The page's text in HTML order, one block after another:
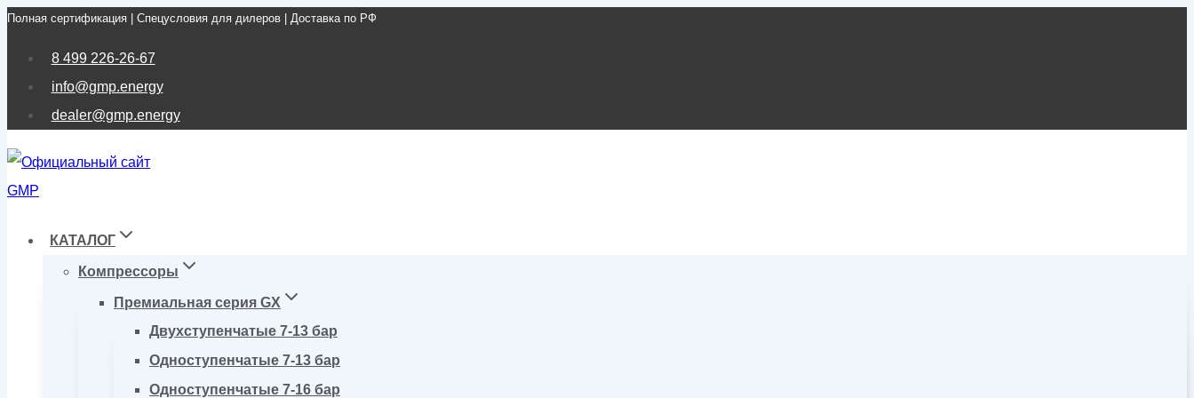
Перейти
Полная сертификация | Спецусловия для дилеров | Доставка по РФ
8 499 226-26-67
info@gmp.energy
dealer@gmp.energy
КАТАЛОГ
Компрессоры
Премиальная серия GX
Двухступенчатые 7-13 бар
Одноступенчатые 7-13 бар
Одноступенчатые 7-16 бар